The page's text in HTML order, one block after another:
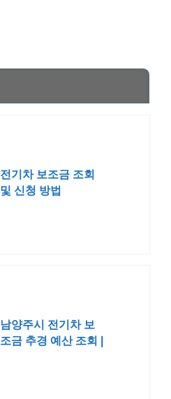
전기차 보조금 조회
및 신청 방법
남양주시 전기차 보
조금 추경 예산 조회 |